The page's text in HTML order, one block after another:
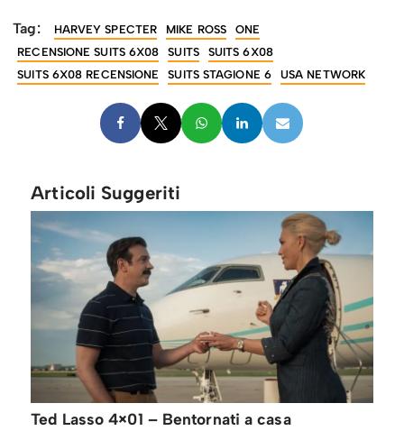
Tag: HARVEY SPECTER MIKE ROSS
ONE
RECENSIONE SUITS 6X08
SUITS
SUITS 6X08
SUITS 6X08 RECENSIONE
SUITS STAGIONE 6 USA NETWORK
Articoli Suggeriti
Ted Lasso 4×01 – Bentornati a casa